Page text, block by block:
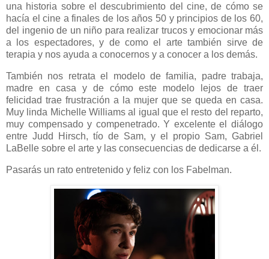
una historia sobre el descubrimiento del cine, de cómo se
hacía el cine a finales de los años 50 y principios de los 60,
del ingenio de un niño para realizar trucos y emocionar más
a los espectadores, y de como el arte también sirve de
terapia y nos ayuda a conocernos y a conocer a los demás.
También nos retrata el modelo de familia, padre trabaja,
madre en casa y de cómo este modelo lejos de traer
felicidad trae frustración a la mujer que se queda en casa.
Muy linda Michelle Williams al igual que el resto del reparto,
muy compensado y compenetrado. Y excelente el diálogo
entre Judd Hirsch, tío de Sam, y el propio Sam, Gabriel
LaBelle sobre el arte y las consecuencias de dedicarse a él.
Pasarás un rato entretenido y feliz con los Fabelman.